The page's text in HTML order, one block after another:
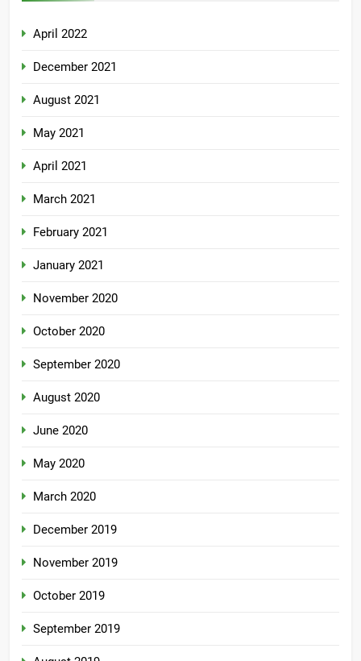
April 2022
December 2021
August 2021
May 2021
April 2021
March 2021
February 2021
January 2021
November 2020
October 2020
September 2020
August 2020
June 2020
May 2020
March 2020
December 2019
November 2019
October 2019
September 2019